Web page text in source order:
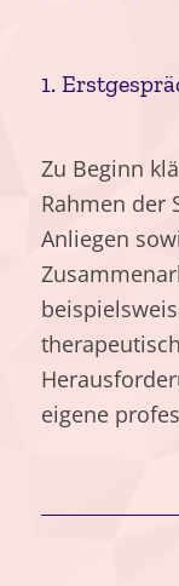
1.
Zu Beginn
Rahmen der
Anliegen
eigene